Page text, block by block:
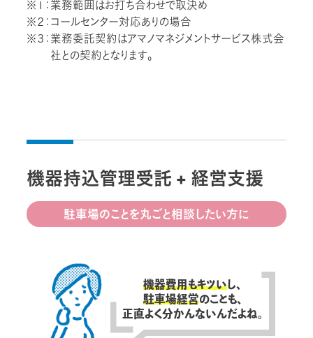
※１：業務範囲はお打ち合わせで取決め
※２：コールセンター対応ありの場合
※３：業務委託契約はアマノマネジメントサービス株式会
社との契約となります。
機器持込管理受託 + 経営支援
駐車場のことを丸ごと相談したい方に
機器費用もキツいし、
駐車場経営のことも、
正直よく分かんないんだよね。